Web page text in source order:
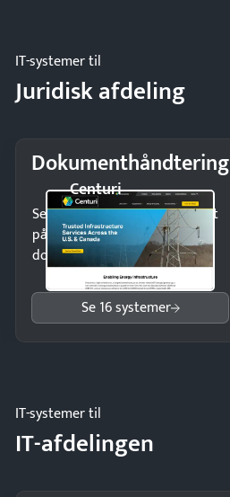
IT-systemer til
Juridisk afdeling
Dokumenthåndtering
Centuri
Send kontrakter til underskrift
på minutter og mist ingen
dokumenter.
Se 16 systemer
IT-systemer til
IT-afdelingen